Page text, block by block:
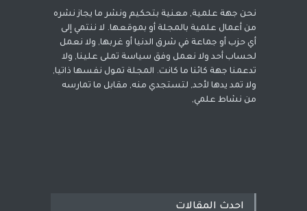
نحن جهة علمية, معنية بتحكيم ونشر ما يجاز نشره
من أعمال علمية بالمجلة أو بموقعها. لا ننتمي إلى
أي حزب أو جماعة في شرق الدنيا أو غربها, ولا نعمل
لحساب أحد ولا نعمل وفق سياسة تملى علينا, ولا
تدعمنا جهة كائنا ما كانت. المجلة تمول نفسها ذاتيا,
ولا تمد يدها لأحد, لتستجدي منه, مقابل ما تمارسه
من نشاط علمي,
احدث المقالات